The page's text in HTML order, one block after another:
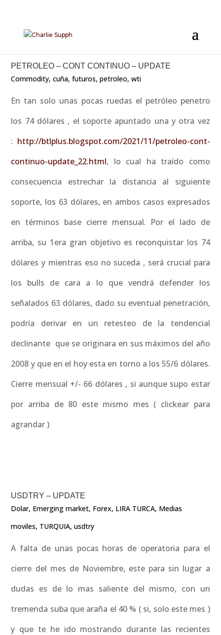
PETROLEO – CONT CONTINUO – UPDATE
Commodity,cuña,futuros,petroleo,wti
En tan solo unas pocas ruedas el petróleo penetro
los 74 dólares , el soporte apuntado una y otra vez
: http://btlplus.blogspot.com/2021/11/petroleo-cont-
continuo-update_22.html, lo cual ha traído como
consecuencia estrechar la distancia al siguiente
soporte, los 63 dólares, en ambos casos expresados
en términos base cierre mensual. Por el lado de
arriba, su 1era gran objetivo es reconquistar los 74
dólares y mientras eso no suceda , será crucial para
los bulls de cara a lo que vendrá defender los
señalados 63 dólares, dado su eventual penetración,
podría derivar en un retesteo de la tendencial
declinante que se originara en sus máximos del año
2008 y que en el hoy esta en torno a los 55/6 dólares.
Cierre mensual +/- 66 dólares , si aunque supo estar
por arriba de 80 este mismo mes ( clickear para
agrandar )
USDTRY – UPDATE
Dolar, Emerging market, Forex, LIRA TURCA, Medias
moviles, TURQUIA,usdtry
A falta de unas pocas horas de operatoria para el
cierre del mes de Noviembre, este para sin lugar a
dudas es de lo mas saliente del mismo, con un
tremenda suba que araña el 40 % ( si, solo este mes )
y que te he ido mostrando durante las recientes